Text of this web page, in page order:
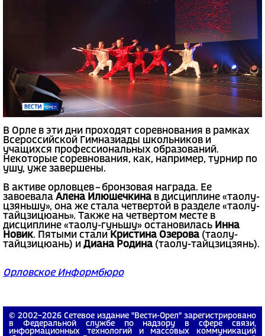
В Орле в эти дни проходят соревнования в рамках
Всероссийской Гимназиады школьников и
учащихся профессиональных образований.
Некоторые соревнования, как, например, турнир по
ушу, уже завершены.
В активе орловцев – бронзовая награда. Ее
завоевала Алена Илюшечкина в дисциплине «таолу-
цзяньшу», она же стала четвертой в разделе «таолу-
тайцзицюань». Также на четвертом месте в
дисциплине «таолу-гуньшу» остановилась Инна
Новик. Пятыми стали Кристина Озерова (таолу-
тайцзицюань) и Диана Родина (таолу-тайцзицзянь).
Орловское Информбюро
© 2002−2026 Сетевое издание "Вести-Орел" зарегистрировано
в Федеральной службе по надзору в сфере связи,
информационных технологий и массовых коммуникаций